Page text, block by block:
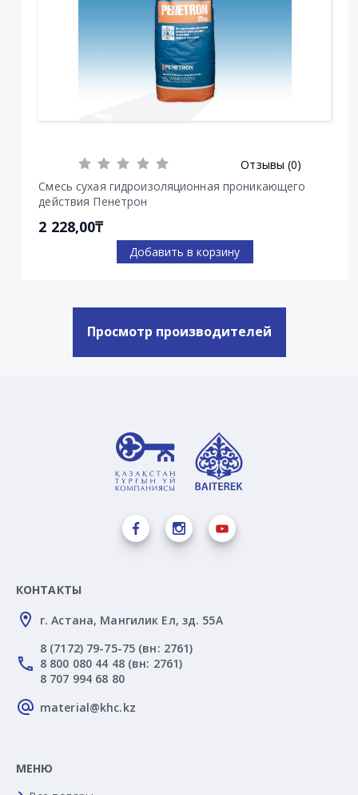
Отзывы (0)
Смесь сухая гидроизоляционная проникающего
действия Пенетрон
2 228,00₸
Добавить в корзину
Просмотр производителей
КОНТАКТЫ
г. Астана, Мангилик Ел, зд. 55А
8 (7172) 79-75-75 (вн: 2761)
8 800 080 44 48 (вн: 2761)
8 707 994 68 80
material@khc.kz
МЕНЮ